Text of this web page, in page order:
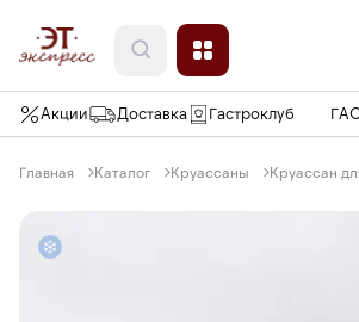
Акции Доставка Гастроклуб
Главная Каталог Круассаны Круассан